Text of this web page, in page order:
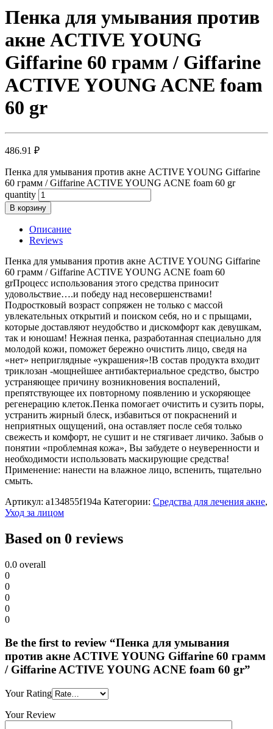
Пенка для умывания против
акне ACTIVE YOUNG
Giffarine 60 грамм / Giffarine
ACTIVE YOUNG ACNE foam
60 gr
486.91 ₽
Пенка для умывания против акне ACTIVE YOUNG Giffarine
60 грамм / Giffarine ACTIVE YOUNG ACNE foam 60 gr
quantity
В корзину
Описание
Reviews
Пенка для умывания против акне ACTIVE YOUNG Giffarine
60 грамм / Giffarine ACTIVE YOUNG ACNE foam 60
grПроцесс использования этого средства приносит
удовольствие….и победу над несовершенствами!
Подростковый возраст сопряжен не только с массой
увлекательных открытий и поиском себя, но и с прыщами,
которые доставляют неудобство и дискомфорт как девушкам,
так и юношам! Нежная пенка, разработанная специально для
молодой кожи, поможет бережно очистить лицо, сведя на
«нет» неприглядные «украшения»!В состав продукта входит
триклозан -мощнейшее антибактериальное средство, быстро
устраняющее причину возникновения воспалений,
препятствующее их повторному появлению и ускоряющее
регенерацию клеток.Пенка помогает очистить и сузить поры,
устранить жирный блеск, избавиться от покраснений и
неприятных ощущений, она оставляет после себя только
свежесть и комфорт, не сушит и не стягивает личико. Забыв о
понятии «проблемная кожа», Вы забудете о неуверенности и
необходимости использовать маскирующие средства!
Применение: нанести на влажное лицо, вспенить, тщательно
смыть.
Артикул: a134855f194a Категории: Средства для лечения акне,
Уход за лицом
Based on 0 reviews
0.0 overall
0
0
0
0
0
Be the first to review “Пенка для умывания
против акне ACTIVE YOUNG Giffarine 60 грамм
/ Giffarine ACTIVE YOUNG ACNE foam 60 gr”
Your Rating
Your Review